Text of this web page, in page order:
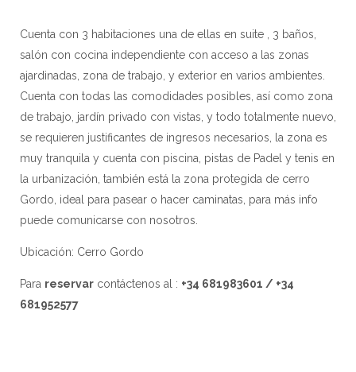
Cuenta con 3 habitaciones una de ellas en suite , 3 baños,
salón con cocina independiente con acceso a las zonas
ajardinadas, zona de trabajo, y exterior en varios ambientes.
Cuenta con todas las comodidades posibles, así como zona
de trabajo, jardín privado con vistas, y todo totalmente nuevo,
se requieren justificantes de ingresos necesarios, la zona es
muy tranquila y cuenta con piscina, pistas de Padel y tenis en
la urbanización, también está la zona protegida de cerro
Gordo, ideal para pasear o hacer caminatas, para más info
puede comunicarse con nosotros.
Ubicación: Cerro Gordo
Para reservarcontáctenos al : +34 681983601 / +34
681952577